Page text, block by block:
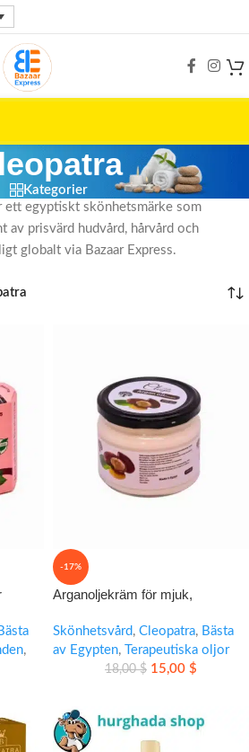
Kategorier
ett egyptiskt skönhetsmärke som
av prisvärd hudvård, hårvård och
globalt via Bazaar Express.
,
-17%
Arganoljekräm för mjuk,
komfort
Skönhetsvård, Cleopatra, Bästa
av Egypten, Terapeutiska oljor
18,00$ 15,00 $